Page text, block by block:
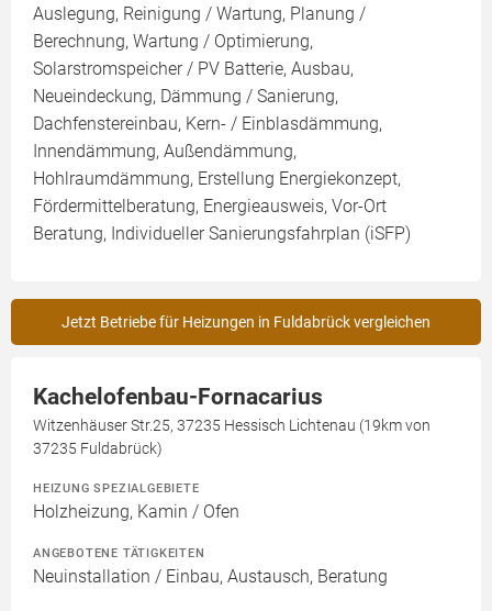
Auslegung, Reinigung / Wartung, Planung /
Berechnung, Wartung / Optimierung,
Solarstromspeicher / PV Batterie, Ausbau,
Neueindeckung, Dämmung / Sanierung,
Dachfenstereinbau, Kern- / Einblasdämmung,
Innendämmung, Außendämmung,
Hohlraumdämmung, Erstellung Energiekonzept,
Fördermittelberatung, Energieausweis, Vor-Ort
Beratung, Individueller Sanierungsfahrplan (iSFP)
Jetzt Betriebe für Heizungen in Fuldabrück vergleichen
Kachelofenbau-Fornacarius
Witzenhäuser Str.25, 37235 Hessisch Lichtenau (19km von
37235 Fuldabrück)
HEIZUNG SPEZIALGEBIETE
Holzheizung, Kamin / Ofen
ANGEBOTENE TÄTIGKEITEN
Neuinstallation / Einbau, Austausch, Beratung